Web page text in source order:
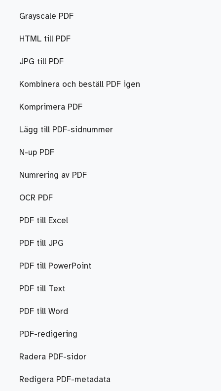
Grayscale PDF
HTML till PDF
JPG till PDF
Kombinera och beställ PDF igen
Komprimera PDF
Lägg till PDF-sidnummer
N-up PDF
Numrering av PDF
OCR PDF
PDF till Excel
PDF till JPG
PDF till PowerPoint
PDF till Text
PDF till Word
PDF-redigering
Radera PDF-sidor
Redigera PDF-metadata